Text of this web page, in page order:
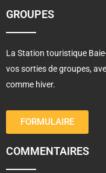
GROUPES
La Station touristique
vos sorties de groupes,
comme hiver.
FORMULAIRE
COMMENTAIRES